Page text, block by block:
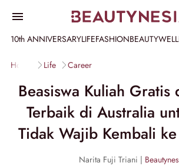
10th ANNIVERSARYLIFEFASHIONBEAUTY
Home Life Career
Beasiswa Kuliah Gratis
Terbaik di Australia
Tidak Wajib Kembali
Narita Fuji Triani |